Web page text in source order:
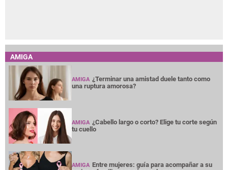
AMIGA
AMIGA ¿Terminar una amistad duele tanto como
una ruptura amorosa?
AMIGA ¿Cabello largo o corto? Elige tu corte según
tu cuello
AMIGA Entre mujeres: guía para acompañar a su